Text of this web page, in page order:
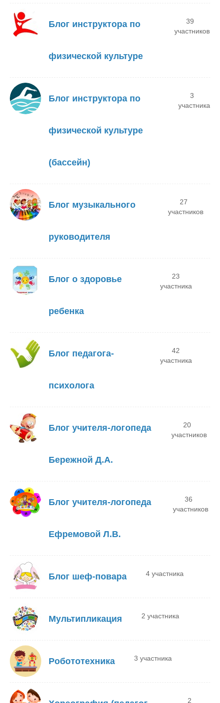
Блог инструктора по
физической культуре
39
участников
Блог инструктора по
физической культуре
(бассейн)
3
участника
Блог музыкального
руководителя
27
участников
Блог о здоровье
ребенка
23
участника
Блог педагога-
психолога
42
участника
Блог учителя-логопеда
Бережной Д.А.
20
участников
Блог учителя-логопеда
Ефремовой Л.В.
36
участников
Блог шеф-повара 4 участника
Мультипликация 2 участника
Робототехника 3 участника
2